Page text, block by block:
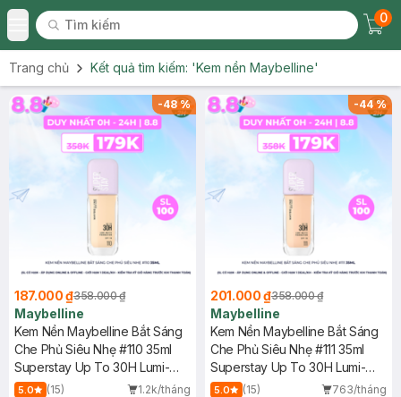
Toggle Menu
Tìm kiếm
Tìm kiếm
0
Trang chủ Kết quả tìm kiếm: 'Kem nền Maybelline'
-48%
187.000 ₫358.000 ₫
Maybelline
Kem Nền Maybelline Bắt Sáng
Che Phủ Siêu Nhẹ #110 35ml
Superstay Up To 30H Lumi-
Matte Foundation SPF16 PA+++
5.0 (15)
1.2k/tháng
-44%
201.000 ₫358.000 ₫
Maybelline
Kem Nền Maybelline Bắt Sáng
Che Phủ Siêu Nhẹ #111 35ml
Superstay Up To 30H Lumi-
Matte Foundation SPF16 PA+++
5.0 (15)
763/tháng